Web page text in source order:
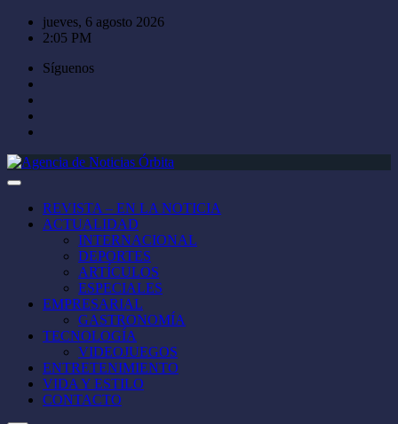
Saltar
jueves, 6 agosto 2026
2:05 PM
Síguenos
REVISTA – EN LA NOTICIA
ACTUALIDAD
INTERNACIONAL
DEPORTES
ARTÍCULOS
ESPECIALES
EMPRESARIAL
GASTRONOMÍA
TECNOLOGÍA
VIDEOJUEGOS
ENTRETENIMIENTO
VIDA Y ESTILO
CONTACTO